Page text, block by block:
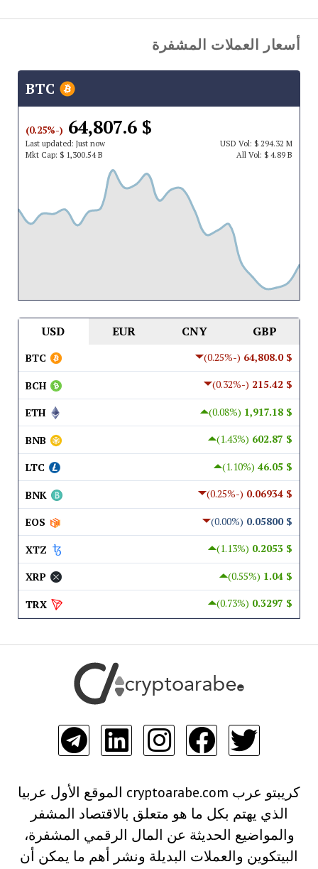
أسعار العملات المشفرة
$ 64,807.6
(-0.25%)
Last updated: Just now USDVol: $ 294.32 M
Mkt Cap: $ 1,300.54 B All Vol: $ 4.89 B
USD EUR CNY GBP
$ 64,808.0
(-0.25%)
BTC
$ 215.42
(-0.32%)
BCH
$ 1,917.18
(0.08%)
ETH
$ 602.87
(1.43%)
BNB
$ 46.05
(1.10%)
LTC
$ 0.06934
(-0.25%)
BNK
$ 0.05800
(0.00%)
EOS
$ 0.2053
(1.13%)
XTZ
$ 1.04
(0.55%)
XRP
$ 0.3297
(0.73%)
TRX
كريبتو عرب cryptoarabe.com الموقع الأول عربيا
الذي يهتم بكل ما هو متعلق بالاقتصاد المشفر
والمواضيع الحديثة عن المال الرقمي المشفرة،
البيتكوين والعملات البديلة ونشر أهم ما يمكن أن